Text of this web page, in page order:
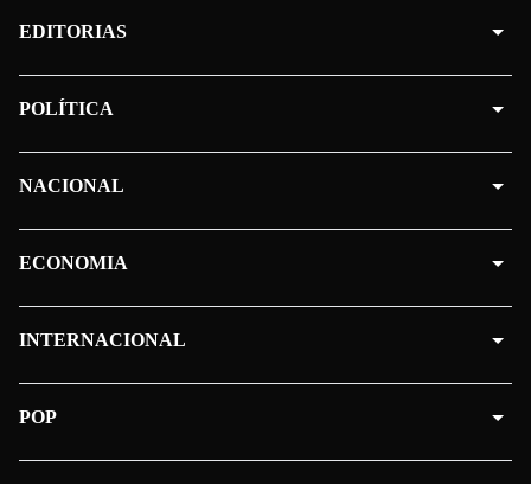
EDITORIAS
POLÍTICA
NACIONAL
ECONOMIA
INTERNACIONAL
POP